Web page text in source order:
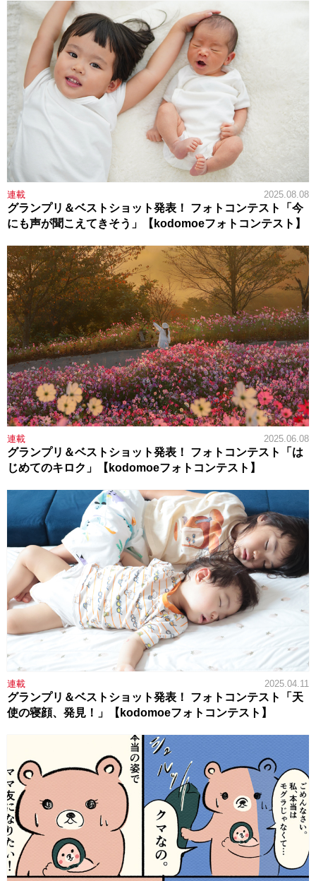
連載 2025.08.08
グランプリ＆ベストショット発表！ フォトコンテスト「今
にも声が聞こえてきそう」【kodomoeフォトコンテスト】
連載 2025.06.08
グランプリ＆ベストショット発表！ フォトコンテスト「は
じめてのキロク」【kodomoeフォトコンテスト】
連載 2025.04.11
グランプリ＆ベストショット発表！ フォトコンテスト「天
使の寝顔、発見！」【kodomoeフォトコンテスト】